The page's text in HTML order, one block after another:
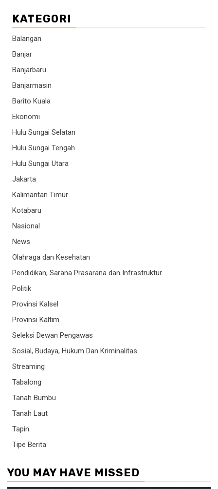
KATEGORI
Balangan
Banjar
Banjarbaru
Banjarmasin
Barito Kuala
Ekonomi
Hulu Sungai Selatan
Hulu Sungai Tengah
Hulu Sungai Utara
Jakarta
Kalimantan Timur
Kotabaru
Nasional
News
Olahraga dan Kesehatan
Pendidikan, Sarana Prasarana dan Infrastruktur
Politik
Provinsi Kalsel
Provinsi Kaltim
Seleksi Dewan Pengawas
Sosial, Budaya, Hukum Dan Kriminalitas
Streaming
Tabalong
Tanah Bumbu
Tanah Laut
Tapin
Tipe Berita
YOU MAY HAVE MISSED